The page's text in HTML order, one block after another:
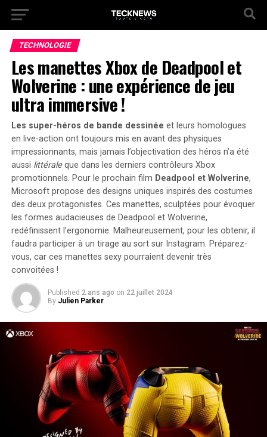
TECHNOLOGIE
Les manettes Xbox de Deadpool et
Wolverine : une expérience de jeu
ultra immersive !
Les super-héros de bande dessinée et leurs homologues
en live-action ont toujours mis en avant des physiques
impressionnants, mais jamais l’objectivation des héros n’a été
aussi littéraleque dans les derniers contrôleurs Xbox
promotionnels. Pour le prochain film Deadpool et Wolverine,
Microsoft propose des designs uniques inspirés des costumes
des deux protagonistes. Ces manettes, sculptées pour évoquer
les formes audacieuses de Deadpool et Wolverine,
redéfinissent l’ergonomie. Malheureusement, pour les obtenir, il
faudra participer à un tirage au sort sur Instagram. Préparez-
vous, car ces manettes sexy pourraient devenir très
convoitées !
Published 2 ans ago on 22 juillet 2024
By Julien Parker